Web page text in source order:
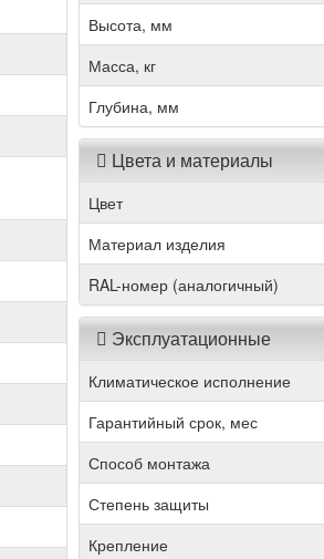
Высота, мм
Масса, кг
Глубина, мм
Цвета и материалы
Цвет
Материал изделия
RAL-номер (аналогичный)
Эксплуатационные
Климатическое исполнение
Гарантийный срок, мес
Способ монтажа
Степень защиты
Крепление